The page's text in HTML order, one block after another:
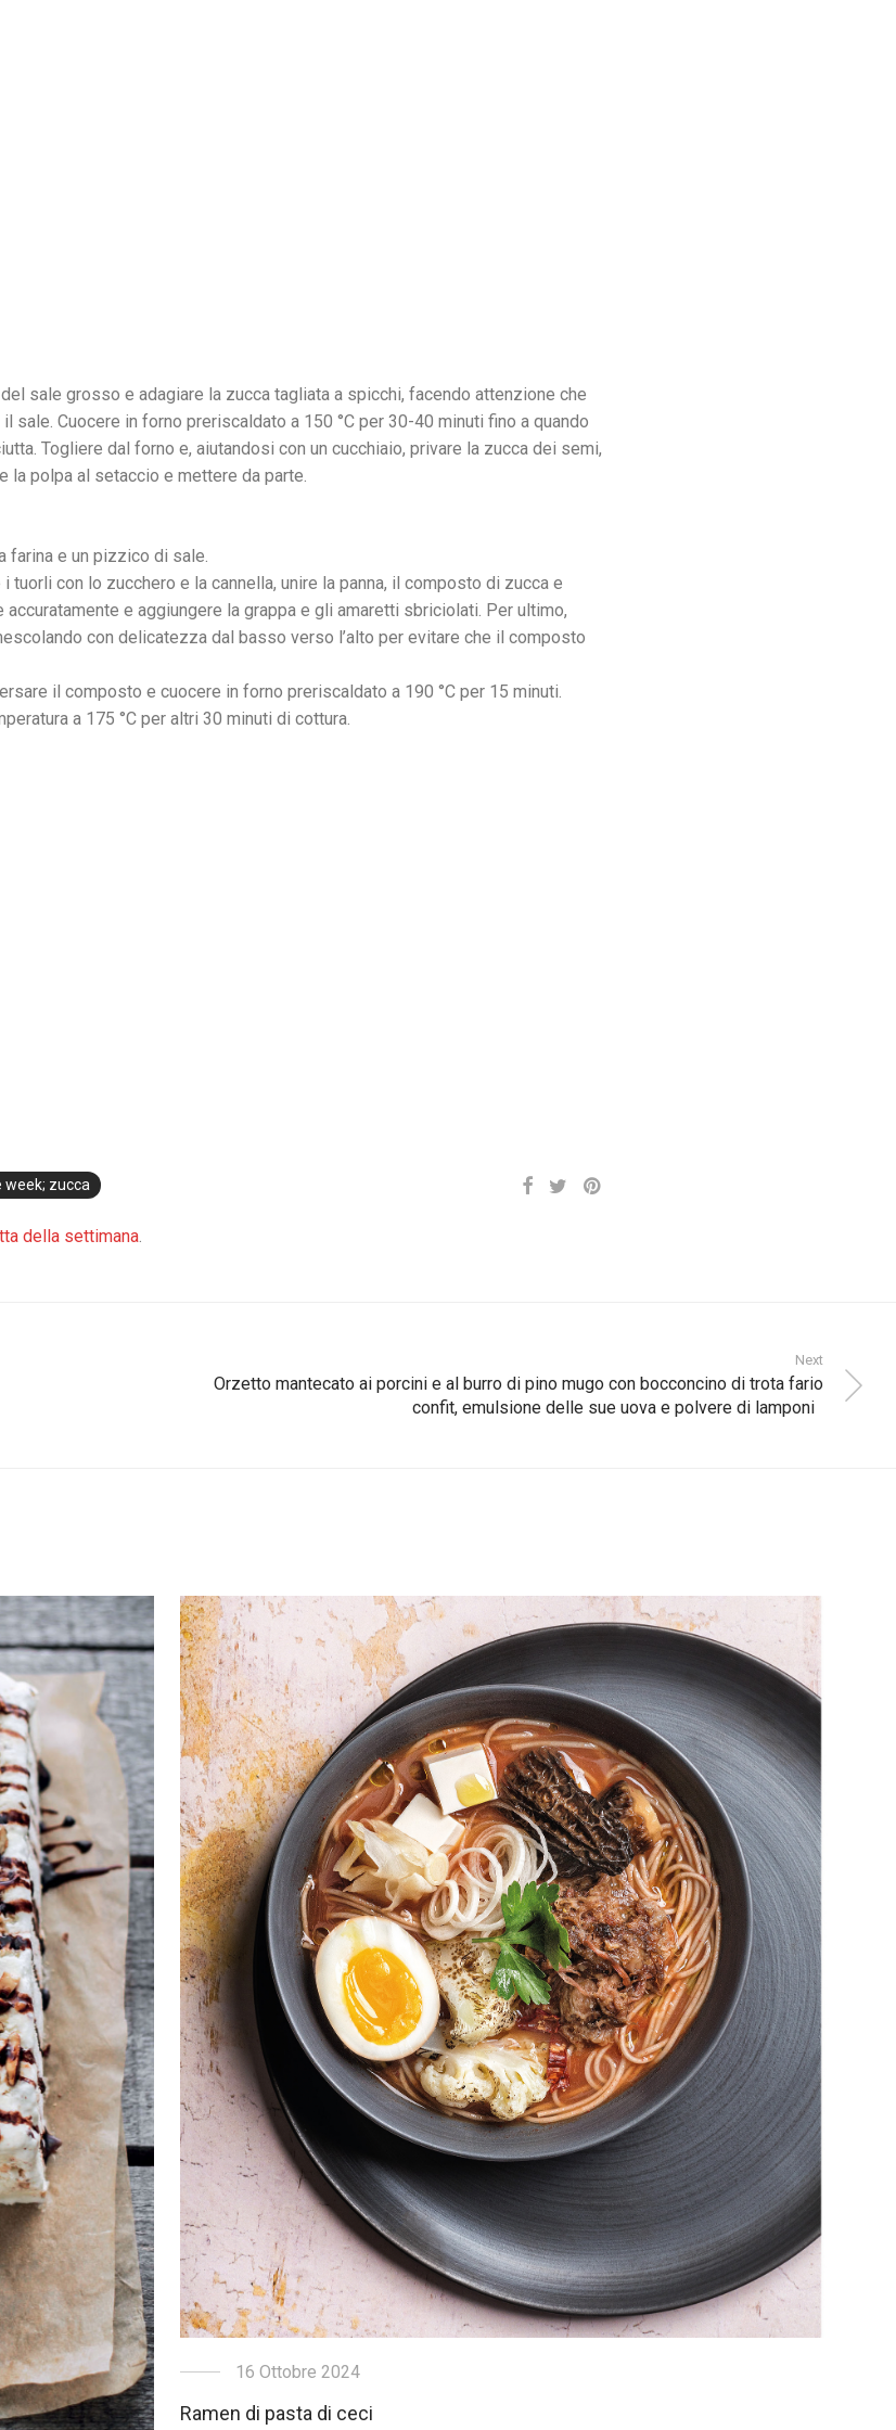
sale grosso e adagiare la zucca tagliata a spicchi, facendo attenzione che
sale. Cuocere in forno preriscaldato a 150 °C per 30-40 minuti fino a quando
Togliere dal forno e, aiutandosi con un cucchiaio, privare la zucca dei semi,
la polpa al setaccio e mettere da parte.
farina e un pizzico di sale.
tuorli con lo zucchero e la cannella, unire la panna, il composto di zucca e
e aggiungere la grappa e gli amaretti sbriciolati. Per ultimo,
con delicatezza dal basso verso l’alto per evitare che il composto
il composto e cuocere in forno preriscaldato a 190 °C per 15 minuti.
a 175 °C per altri 30 minuti di cottura.
zucca
della settimana.
Next
Orzetto mantecato ai porcini e al burro di pino mugo con bocconcino di trota fario
confit, emulsione delle sue uova e polvere di lamponi
16 Ottobre 2024
Ramen di pasta di ceci